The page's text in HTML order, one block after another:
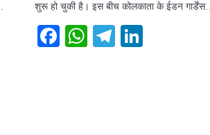
शुरू हो चुकी है। इस बीच कोलकाता के ईडन गार्डेंस…
Facebook
WhatsApp
Telegram